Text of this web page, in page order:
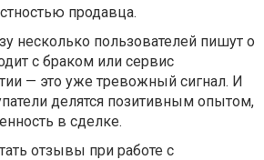
продавца.
несколько пользователей пишут о
с браком или сервис
— это уже тревожный сигнал. И
делятся позитивным опытом,
в сделке.
отзывы при работе с